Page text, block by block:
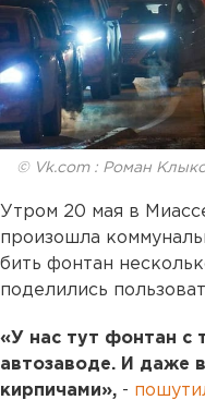
© Vk.com : Роман
Утром 20 мая в
произошла
бить фонтан
поделились
«У нас тут фонтан с
автозаводе. И даже
кирпичами», -